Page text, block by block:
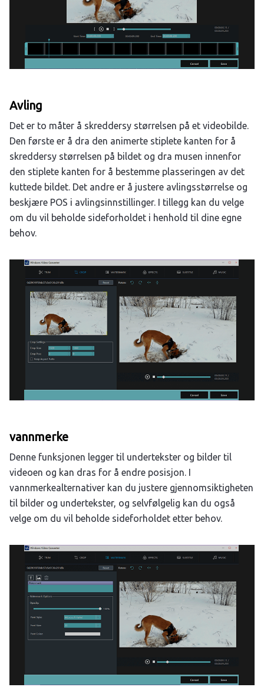
Avling
Det er to måter å skreddersy størrelsen på et videobilde.
Den første er å dra den animerte stiplete kanten for å
skreddersy størrelsen på bildet og dra musen innenfor
den stiplete kanten for å bestemme plasseringen av det
kuttede bildet. Det andre er å justere avlingsstørrelse og
beskjære POS i avlingsinnstillinger. I tillegg kan du velge
om du vil beholde sideforholdet i henhold til dine egne
behov.
vannmerke
Denne funksjonen legger til undertekster og bilder til
videoen og kan dras for å endre posisjon. I
vannmerkealternativer kan du justere gjennomsiktigheten
til bilder og undertekster, og selvfølgelig kan du også
velge om du vil beholde sideforholdet etter behov.